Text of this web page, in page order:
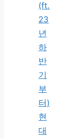
(ft.
23
년
하
반
기
부
터)
현
대